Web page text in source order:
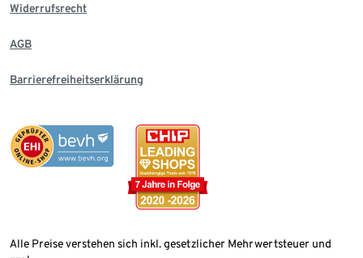
Widerrufsrecht
AGB
Barrierefreiheitserklärung
Alle Preise verstehen sich inkl. gesetzlicher Mehrwertsteuer und